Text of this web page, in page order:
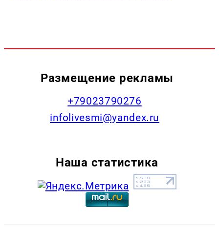
Размещение рекламы
+79023790276
infolivesmi@yandex.ru
Наша статистика